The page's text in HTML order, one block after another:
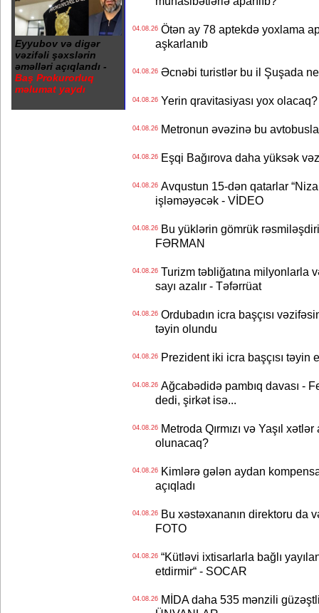
Eyyubov və digər
vəzifəli şəxslərin
əməlləri açıqlandı -
Baş Prokurorluq
məlumat yaydı
04.08.26Ötən ay 78 aptekdə yoxlama
aşkarlanıb
04.08.26Əcnəbi turistlər bu il Şuşada
04.08.26Yerin qravitasiyası yox
04.08.26Metronun əvəzinə bu
04.08.26Eşqi Bağırova daha yüksək
04.08.26Avqustun 15-dən qatarlar
işləməyəcək - VİDEO
04.08.26Bu yüklərin gömrük
FƏRMAN
04.08.26Turizm təbliğatına milyonlarla
sayı azalır - Təfərrüat
04.08.26Ordubadın icra başçısı
təyin olundu
04.08.26Prezident iki icra başçısı təyin
04.08.26Ağcabədidə pambıq davası -
dedi, şirkət isə...
04.08.26Metroda Qırmızı və Yaşıl
olunacaq?
04.08.26Kimlərə gələn aydan
açıqladı
04.08.26Bu xəstəxananın direktoru da
FOTO
04.08.26“Kütləvi ixtisarlarla bağlı
etdirmir“ - SOCAR
04.08.26MİDA daha 535 mənzili güzəştli